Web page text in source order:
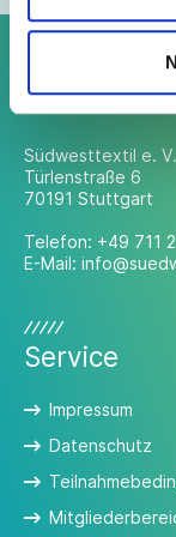
Kontakt
Südwesttextil e. V.
Türlenstraße 6
70191 Stuttgart
Telefon: +49 711
E-Mail:
Service
Impressum
Datenschutz